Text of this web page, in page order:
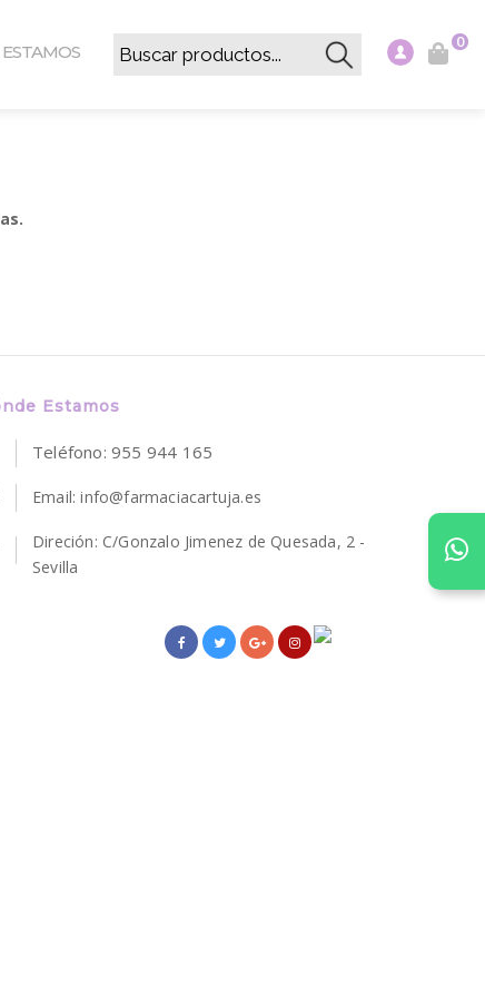
0
Estamos
Teléfono: 955 944 165
Email: info@farmaciacartuja.es
Direción: C/Gonzalo Jimenez de Quesada, 2 -
Sevilla